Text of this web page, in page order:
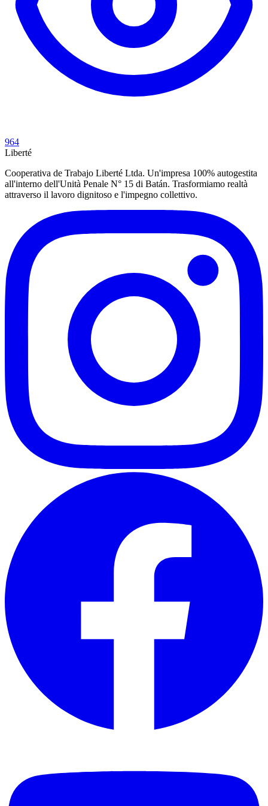
964
Liberté
Cooperativa de Trabajo Liberté Ltda. Un'impresa 100% autogestita
all'interno dell'Unità Penale N° 15 di Batán. Trasformiamo realtà
attraverso il lavoro dignitoso e l'impegno collettivo.